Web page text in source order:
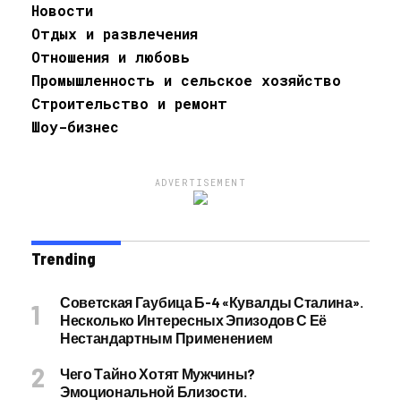
Новости
Отдых и развлечения
Отношения и любовь
Промышленность и сельское хозяйство
Строительство и ремонт
Шоу-бизнес
ADVERTISEMENT
Trending
Советская Гаубица Б-4 «Кувалды Сталина».
Несколько Интересных Эпизодов С Её
Нестандартным Применением
Чего Тайно Хотят Мужчины?
Эмоциональной Близости.